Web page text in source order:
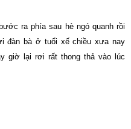
ra phía sau hè ngó quanh rồi
đàn bà ở tuổi xế chiều xưa nay
giờ lại rơi rất thong thả vào lúc